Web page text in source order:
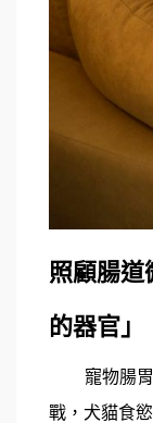
照顧腸道
的器官」
寵物腸
戰，犬貓食